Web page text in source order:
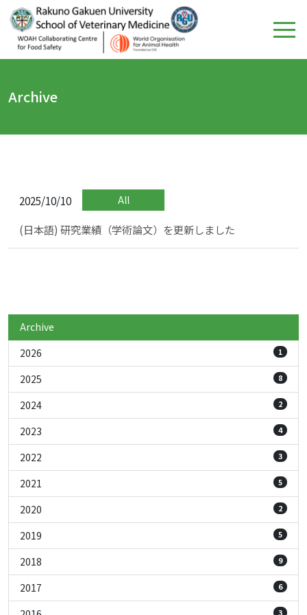
Archive
2025/10/10 All
(日本語) 研究業績（学術論文）を更新しました
Archive
2026
1
2025 8
2024 2
2023 4
2022 3
2021 5
2020 2
2019 5
2018 9
2017 6
3